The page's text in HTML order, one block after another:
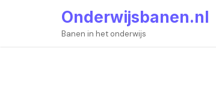
Onderwijsbanen.nl
Banen in het onderwijs